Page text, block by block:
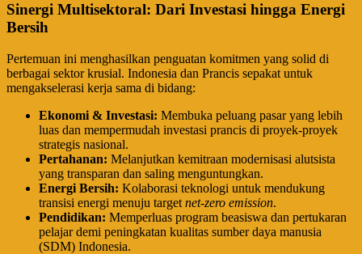
Sinergi Multisektoral: Dari Investasi hingga Energi
Bersih
​Pertemuan ini menghasilkan penguatan komitmen yang solid di
berbagai sektor krusial. Indonesia dan Prancis sepakat untuk
mengakselerasi kerja sama di bidang:
Ekonomi & Investasi: Membuka peluang pasar yang lebih
luas dan mempermudah investasi prancis di proyek-proyek
strategis nasional.
Pertahanan: Melanjutkan kemitraan modernisasi alutsista
yang transparan dan saling menguntungkan.
Energi Bersih: Kolaborasi teknologi untuk mendukung
transisi energi menuju target net-zero emission.
Pendidikan: Memperluas program beasiswa dan pertukaran
pelajar demi peningkatan kualitas sumber daya manusia
(SDM) Indonesia.